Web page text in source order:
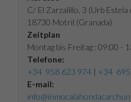
C/ El Zarzalillo, 3 (Urb
18730 Motril (Granada)
Zeitplan
Montag bis Freitag : 09:00 -
Telefone:
+34 958 623 974 | +34
E-mail: